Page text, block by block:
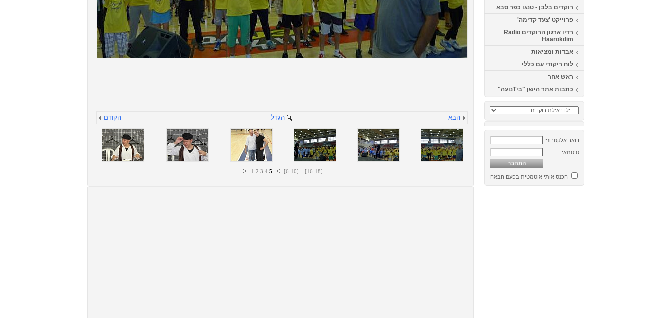
רוקדים בלבן - טנגו כפר סבא
פרוייקט 'צעד קדימה'
רדיו ארגון הרוקדים Radio
Haarokdim
אבדות ומציאות
לוח ריקודי עם כללי
ראש אחר
כתבות אתר הישן "ביTנועה"
דואר אלקטרוני:
סיסמא:
הכנס אותי אוטמטית בפעם הבאה
הקודם הגדל הבא
1 2 3 4 5 [6-10]...[16-18]